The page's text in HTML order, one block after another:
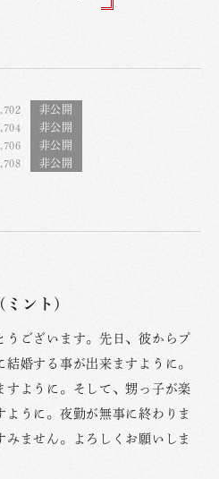
ミント)
うございます。先日、彼からプ
婚する事が出来ますように。
すように。そして、甥っ子が楽
ように。夜勤が無事に終わりま
ません。よろしくお願いしま